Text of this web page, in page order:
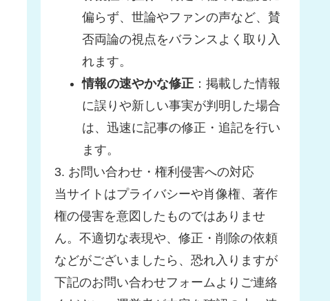
偏らず、世論やファンの声など、賛
否両論の視点をバランスよく取り入
れます。
情報の速やかな修正 ：掲載した情報
に誤りや新しい事実が判明した場合
は、迅速に記事の修正・追記を行い
ます。
3. お問い合わせ・権利侵害への対応
当サイトはプライバシーや肖像権、著作
権の侵害を意図したものではありませ
ん。不適切な表現や、修正・削除の依頼
などがございましたら、恐れ入りますが
下記のお問い合わせフォームよりご連絡